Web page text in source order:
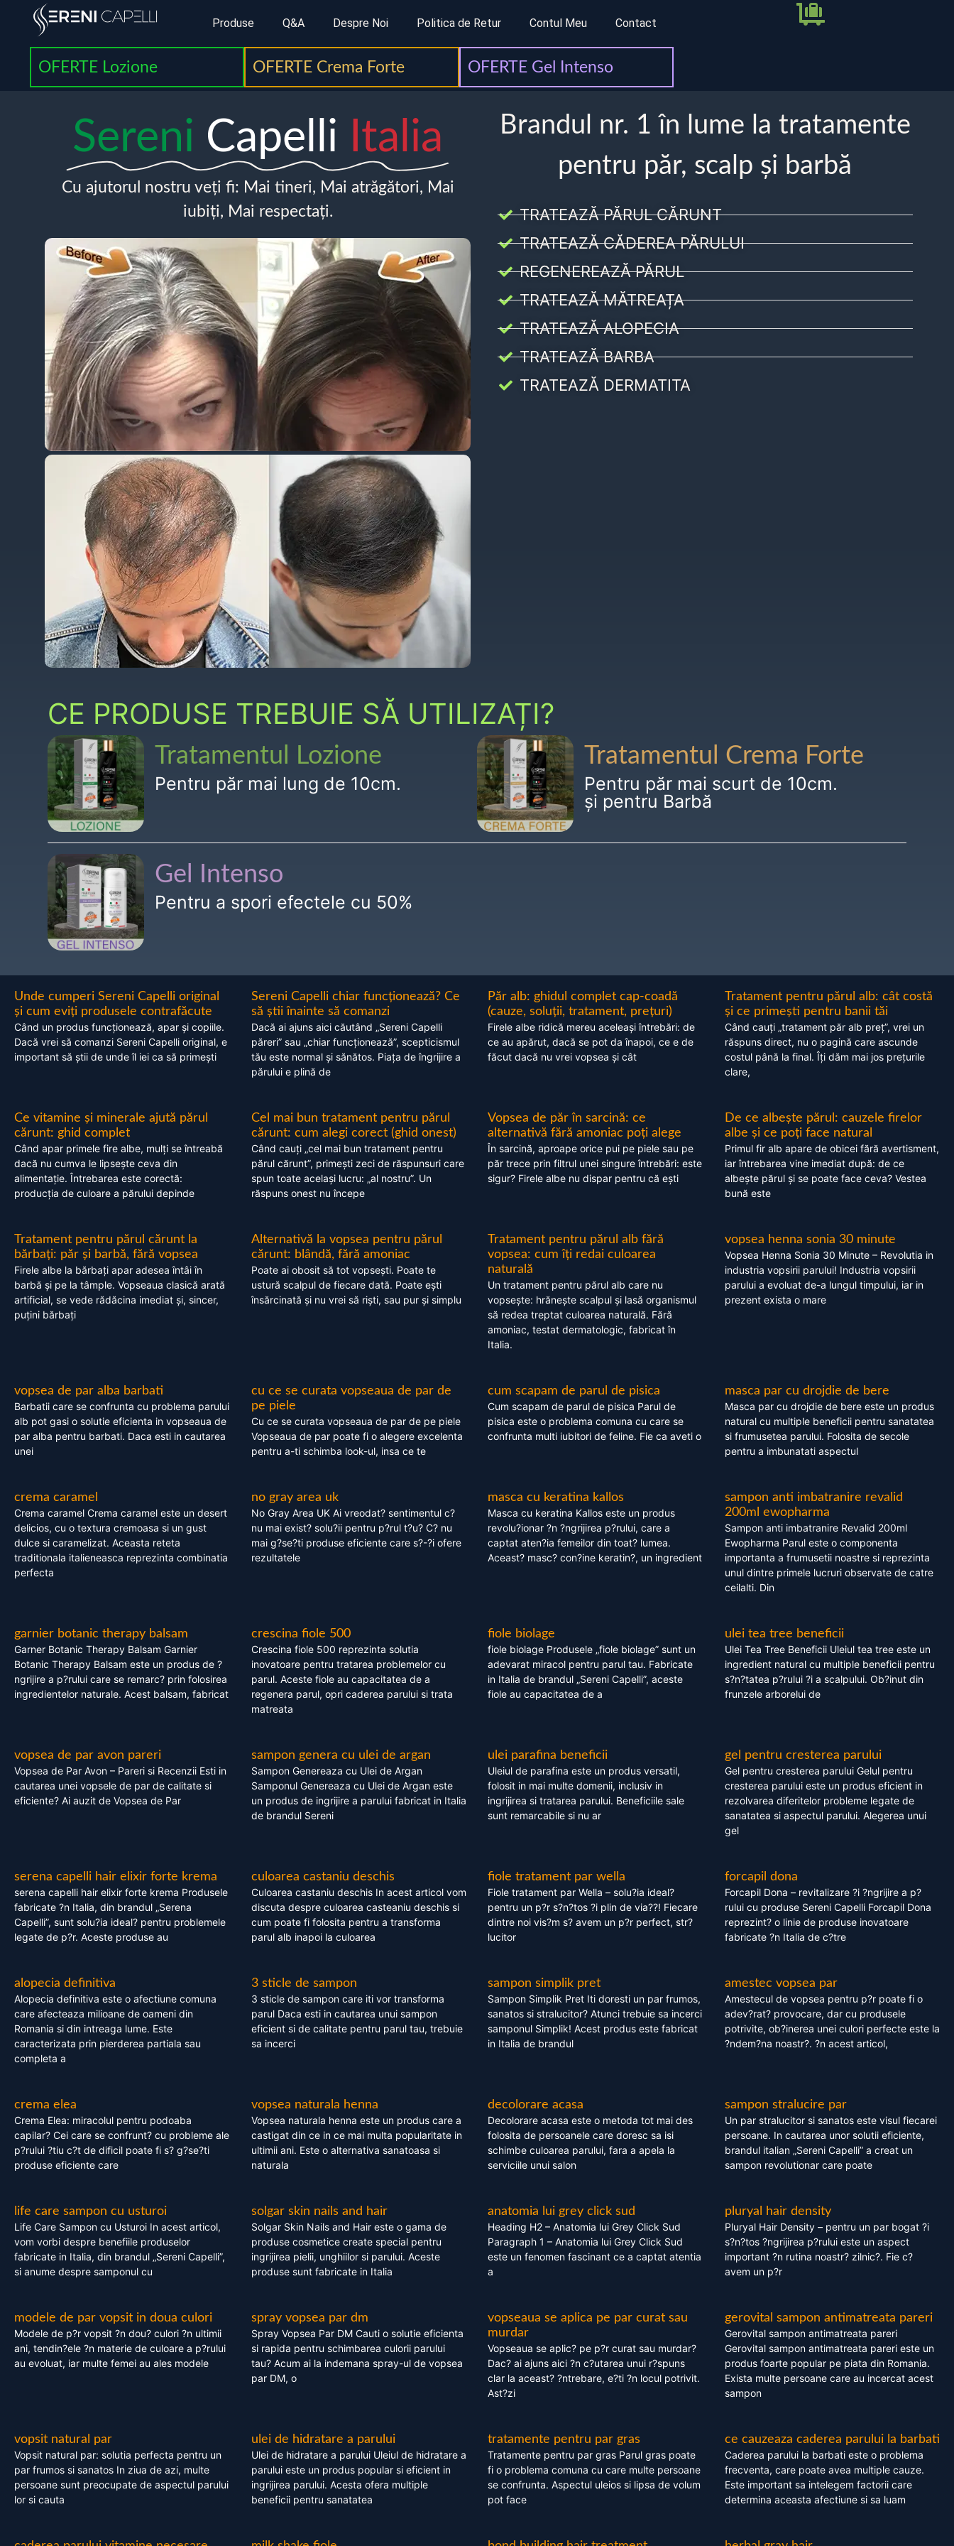
Produse Q&A Despre Noi Politica de Retur Contul Meu Contact
OFERTE Lozione OFERTE Crema Forte OFERTE Gel Intenso
Sereni Capelli Italia
Cu ajutorul nostru veți fi: Mai tineri, Mai atrăgători, Mai
iubiți, Mai respectați.
Brandul nr. 1 în lume la tratamente
pentru păr, scalp și barbă
TRATEAZĂ PĂRUL CĂRUNT
TRATEAZĂ CĂDEREA PĂRULUI
REGENEREAZĂ PĂRUL
TRATEAZĂ MĂTREAȚA
TRATEAZĂ ALOPECIA
TRATEAZĂ BARBA
TRATEAZĂ DERMATITA
CE PRODUSE TREBUIE SĂ UTILIZAȚI?
Tratamentul Lozione
Pentru păr mai lung de 10cm.
Tratamentul Crema Forte
Pentru păr mai scurt de 10cm.
și pentru Barbă
Gel Intenso
Pentru a spori efectele cu 50%
Unde cumperi Sereni Capelli original
și cum eviți produsele contrafăcute
Când un produs funcționează, apar și copiile.
Dacă vrei să comanzi Sereni Capelli original, e
important să știi de unde îl iei ca să primești
Sereni Capelli chiar funcționează? Ce
să știi înainte să comanzi
Dacă ai ajuns aici căutând „Sereni Capelli
păreri” sau „chiar funcționează”, scepticismul
tău este normal și sănătos. Piața de îngrijire a
părului e plină de
Păr alb: ghidul complet cap-coadă
(cauze, soluții, tratament, prețuri)
Firele albe ridică mereu aceleași întrebări: de
ce au apărut, dacă se pot da înapoi, ce e de
făcut dacă nu vrei vopsea și cât
Tratament pentru părul alb: cât costă
și ce primești pentru banii tăi
Când cauți „tratament păr alb preț”, vrei un
răspuns direct, nu o pagină care ascunde
costul până la final. Îți dăm mai jos prețurile
clare,
Ce vitamine și minerale ajută părul
cărunt: ghid complet
Când apar primele fire albe, mulți se întreabă
dacă nu cumva le lipsește ceva din
alimentație. Întrebarea este corectă:
producția de culoare a părului depinde
Cel mai bun tratament pentru părul
cărunt: cum alegi corect (ghid onest)
Când cauți „cel mai bun tratament pentru
părul cărunt”, primești zeci de răspunsuri care
spun toate același lucru: „al nostru”. Un
răspuns onest nu începe
Vopsea de păr în sarcină: ce
alternativă fără amoniac poți alege
În sarcină, aproape orice pui pe piele sau pe
păr trece prin filtrul unei singure întrebări: este
sigur? Firele albe nu dispar pentru că ești
De ce albește părul: cauzele firelor
albe și ce poți face natural
Primul fir alb apare de obicei fără avertisment,
iar întrebarea vine imediat după: de ce
albește părul și se poate face ceva? Vestea
bună este
Tratament pentru părul cărunt la
bărbați: păr și barbă, fără vopsea
Firele albe la bărbați apar adesea întâi în
barbă și pe la tâmple. Vopseaua clasică arată
artificial, se vede rădăcina imediat și, sincer,
puțini bărbați
Alternativă la vopsea pentru părul
cărunt: blândă, fără amoniac
Poate ai obosit să tot vopsești. Poate te
ustură scalpul de fiecare dată. Poate ești
însărcinată și nu vrei să riști, sau pur și simplu
Tratament pentru părul alb fără
vopsea: cum îți redai culoarea
naturală
Un tratament pentru părul alb care nu
vopsește: hrănește scalpul și lasă organismul
să redea treptat culoarea naturală. Fără
amoniac, testat dermatologic, fabricat în
Italia.
vopsea henna sonia 30 minute
Vopsea Henna Sonia 30 Minute – Revolutia in
industria vopsirii parului! Industria vopsirii
parului a evoluat de-a lungul timpului, iar in
prezent exista o mare
vopsea de par alba barbati
Barbatii care se confrunta cu problema parului
alb pot gasi o solutie eficienta in vopseaua de
par alba pentru barbati. Daca esti in cautarea
unei
cu ce se curata vopseaua de par de
pe piele
Cu ce se curata vopseaua de par de pe piele
Vopseaua de par poate fi o alegere excelenta
pentru a-ti schimba look-ul, insa ce te
cum scapam de parul de pisica
Cum scapam de parul de pisica Parul de
pisica este o problema comuna cu care se
confrunta multi iubitori de feline. Fie ca aveti o
masca par cu drojdie de bere
Masca par cu drojdie de bere este un produs
natural cu multiple beneficii pentru sanatatea
si frumusetea parului. Folosita de secole
pentru a imbunatati aspectul
crema caramel
Crema caramel Crema caramel este un desert
delicios, cu o textura cremoasa si un gust
dulce si caramelizat. Aceasta reteta
traditionala italieneasca reprezinta combinatia
perfecta
no gray area uk
No Gray Area UK Ai vreodat? sentimentul c?
nu mai exist? solu?ii pentru p?rul t?u? C? nu
mai g?se?ti produse eficiente care s?-?i ofere
rezultatele
masca cu keratina kallos
Masca cu keratina Kallos este un produs
revolu?ionar ?n ?ngrijirea p?rului, care a
captat aten?ia femeilor din toat? lumea.
Aceast? masc? con?ine keratin?, un ingredient
sampon anti imbatranire revalid
200ml ewopharma
Sampon anti imbatranire Revalid 200ml
Ewopharma Parul este o componenta
importanta a frumusetii noastre si reprezinta
unul dintre primele lucruri observate de catre
ceilalti. Din
garnier botanic therapy balsam
Garner Botanic Therapy Balsam Garnier
Botanic Therapy Balsam este un produs de ?
ngrijire a p?rului care se remarc? prin folosirea
ingredientelor naturale. Acest balsam, fabricat
crescina fiole 500
Crescina fiole 500 reprezinta solutia
inovatoare pentru tratarea problemelor cu
parul. Aceste fiole au capacitatea de a
regenera parul, opri caderea parului si trata
matreata
fiole biolage
fiole biolage Produsele „fiole biolage” sunt un
adevarat miracol pentru parul tau. Fabricate
in Italia de brandul „Sereni Capelli”, aceste
fiole au capacitatea de a
ulei tea tree beneficii
Ulei Tea Tree Beneficii Uleiul tea tree este un
ingredient natural cu multiple beneficii pentru
s?n?tatea p?rului ?i a scalpului. Ob?inut din
frunzele arborelui de
vopsea de par avon pareri
Vopsea de Par Avon – Pareri si Recenzii Esti in
cautarea unei vopsele de par de calitate si
eficiente? Ai auzit de Vopsea de Par
sampon genera cu ulei de argan
Sampon Genereaza cu Ulei de Argan
Samponul Genereaza cu Ulei de Argan este
un produs de ingrijire a parului fabricat in Italia
de brandul Sereni
ulei parafina beneficii
Uleiul de parafina este un produs versatil,
folosit in mai multe domenii, inclusiv in
ingrijirea si tratarea parului. Beneficiile sale
sunt remarcabile si nu ar
gel pentru cresterea parului
Gel pentru cresterea parului Gelul pentru
cresterea parului este un produs eficient in
rezolvarea diferitelor probleme legate de
sanatatea si aspectul parului. Alegerea unui
gel
serena capelli hair elixir forte krema
serena capelli hair elixir forte krema Produsele
fabricate ?n Italia, din brandul „Serena
Capelli”, sunt solu?ia ideal? pentru problemele
legate de p?r. Aceste produse au
culoarea castaniu deschis
Culoarea castaniu deschis In acest articol vom
discuta despre culoarea casteaniu deschis si
cum poate fi folosita pentru a transforma
parul alb inapoi la culoarea
fiole tratament par wella
Fiole tratament par Wella – solu?ia ideal?
pentru un p?r s?n?tos ?i plin de via??! Fiecare
dintre noi vis?m s? avem un p?r perfect, str?
lucitor
forcapil dona
Forcapil Dona – revitalizare ?i ?ngrijire a p?
rului cu produse Sereni Capelli Forcapil Dona
reprezint? o linie de produse inovatoare
fabricate ?n Italia de c?tre
alopecia definitiva
Alopecia definitiva este o afectiune comuna
care afecteaza milioane de oameni din
Romania si din intreaga lume. Este
caracterizata prin pierderea partiala sau
completa a
3 sticle de sampon
3 sticle de sampon care iti vor transforma
parul Daca esti in cautarea unui sampon
eficient si de calitate pentru parul tau, trebuie
sa incerci
sampon simplik pret
Sampon Simplik Pret Iti doresti un par frumos,
sanatos si stralucitor? Atunci trebuie sa incerci
samponul Simplik! Acest produs este fabricat
in Italia de brandul
amestec vopsea par
Amestecul de vopsea pentru p?r poate fi o
adev?rat? provocare, dar cu produsele
potrivite, ob?inerea unei culori perfecte este la
?ndem?na noastr?. ?n acest articol,
crema elea
Crema Elea: miracolul pentru podoaba
capilar? Cei care se confrunt? cu probleme ale
p?rului ?tiu c?t de dificil poate fi s? g?se?ti
produse eficiente care
vopsea naturala henna
Vopsea naturala henna este un produs care a
castigat din ce in ce mai multa popularitate in
ultimii ani. Este o alternativa sanatoasa si
naturala
decolorare acasa
Decolorare acasa este o metoda tot mai des
folosita de persoanele care doresc sa isi
schimbe culoarea parului, fara a apela la
serviciile unui salon
sampon stralucire par
Un par stralucitor si sanatos este visul fiecarei
persoane. In cautarea unor solutii eficiente,
brandul italian „Sereni Capelli” a creat un
sampon revolutionar care poate
life care sampon cu usturoi
Life Care Sampon cu Usturoi In acest articol,
vom vorbi despre benefiile produselor
fabricate in Italia, din brandul „Sereni Capelli”,
si anume despre samponul cu
solgar skin nails and hair
Solgar Skin Nails and Hair este o gama de
produse cosmetice create special pentru
ingrijirea pielii, unghiilor si parului. Aceste
produse sunt fabricate in Italia
anatomia lui grey click sud
Heading H2 – Anatomia lui Grey Click Sud
Paragraph 1 – Anatomia lui Grey Click Sud
este un fenomen fascinant ce a captat atentia
a
pluryal hair density
Pluryal Hair Density – pentru un par bogat ?i
s?n?tos ?ngrijirea p?rului este un aspect
important ?n rutina noastr? zilnic?. Fie c?
avem un p?r
modele de par vopsit in doua culori
Modele de p?r vopsit ?n dou? culori ?n ultimii
ani, tendin?ele ?n materie de culoare a p?rului
au evoluat, iar multe femei au ales modele
spray vopsea par dm
Spray Vopsea Par DM Cauti o solutie eficienta
si rapida pentru schimbarea culorii parului
tau? Acum ai la indemana spray-ul de vopsea
par DM, o
vopseaua se aplica pe par curat sau
murdar
Vopseaua se aplic? pe p?r curat sau murdar?
Dac? ai ajuns aici ?n c?utarea unui r?spuns
clar la aceast? ?ntrebare, e?ti ?n locul potrivit.
Ast?zi
gerovital sampon antimatreata pareri
Gerovital sampon antimatreata pareri
Gerovital sampon antimatreata pareri este un
produs foarte popular pe piata din Romania.
Exista multe persoane care au incercat acest
sampon
vopsit natural par
Vopsit natural par: solutia perfecta pentru un
par frumos si sanatos In ziua de azi, multe
persoane sunt preocupate de aspectul parului
lor si cauta
ulei de hidratare a parului
Ulei de hidratare a parului Uleiul de hidratare a
parului este un produs popular si eficient in
ingrijirea parului. Acesta ofera multiple
beneficii pentru sanatatea
tratamente pentru par gras
Tratamente pentru par gras Parul gras poate
fi o problema comuna cu care multe persoane
se confrunta. Aspectul uleios si lipsa de volum
pot face
ce cauzeaza caderea parului la barbati
Caderea parului la barbati este o problema
frecventa, care poate avea multiple cauze.
Este important sa intelegem factorii care
determina aceasta afectiune si sa luam